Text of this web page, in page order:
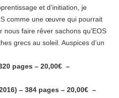
et d’initiation, je
comme une œuvre qui pourrait
faire rêver sachons qu’EOS
grecs au soleil. Auspices d’un
pages – 20,00€ –
– 384 pages – 20,00€ –